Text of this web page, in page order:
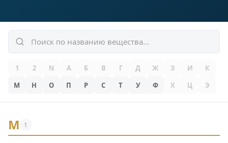
1 2 N А Б В Г Д Ж З И
К
М
Н О П Р С Т У Ф Х Ц Э
М 1